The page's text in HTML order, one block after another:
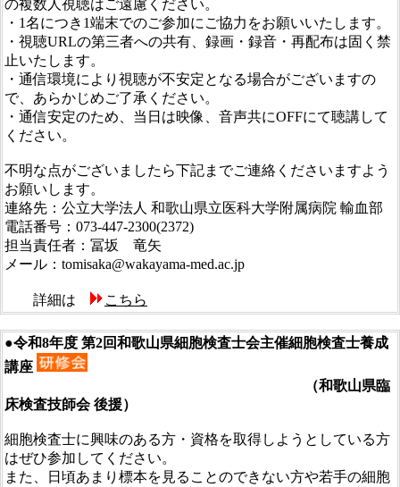
の複数人視聴はご遠慮ください。
・1名につき1端末でのご参加にご協力をお願いいたします。
・視聴URLの第三者への共有、録画・録音・再配布は固く禁
止いたします。
・通信環境により視聴が不安定となる場合がございますの
で、あらかじめご了承ください。
・通信安定のため、当日は映像、音声共にOFFにて聴講して
ください。
不明な点がございましたら下記までご連絡くださいますよう
お願いします。
連絡先：公立大学法人 和歌山県立医科大学附属病院 輸血部
電話番号：073-447-2300(2372)
担当責任者：冨坂 竜矢
メール：tomisaka@wakayama-med.ac.jp
詳細は こちら
●令和8年度 第2回和歌山県細胞検査士会主催細胞検査士養成
講座
（和歌山県臨
床検査技師会 後援）
細胞検査士に興味のある方・資格を取得しようとしている方
はぜひ参加してください。
また、日頃あまり標本を見ることのできない方や若手の細胞